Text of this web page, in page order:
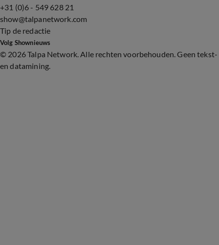
+31 (0)6 - 549 628 21
show@talpanetwork.com
Tip de redactie
Volg Shownieuws
© 2026 Talpa Network. Alle rechten voorbehouden. Geen tekst-
en datamining.